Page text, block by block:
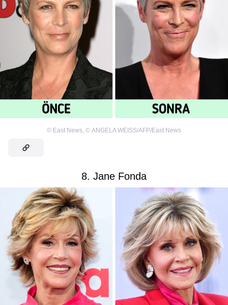
© East News © ANGELA WEISS/AFP/East News
8. Jane Fonda